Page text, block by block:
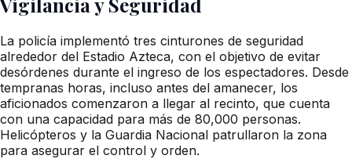
La policía implementó tres cinturones de seguridad
alrededor del Estadio Azteca, con el objetivo de evitar
desórdenes durante el ingreso de los espectadores. Desde
tempranas horas, incluso antes del amanecer, los
aficionados comenzaron a llegar al recinto, que cuenta
con una capacidad para más de 80,000 personas.
Helicópteros y la Guardia Nacional patrullaron la zona
para asegurar el control y orden.